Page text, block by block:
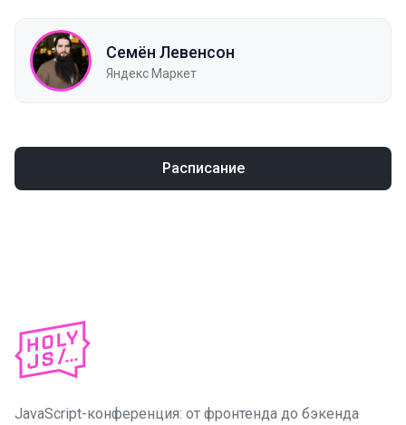
Семён Левенсон
Яндекс Маркет
Расписание
JavaScript-конференция: от фронтенда до бэкенда